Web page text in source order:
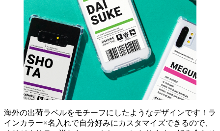
海外の出荷ラベルをモチーフにしたようなデザインです！ラ
インカラー×名入れで自分好みにカスタマイズできるので、